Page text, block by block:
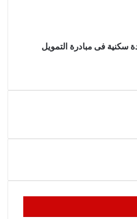
فى مبادرة التمويل